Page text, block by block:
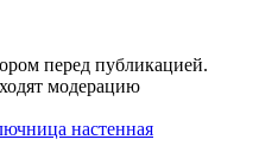
перед публикацией.
модерацию
настенная